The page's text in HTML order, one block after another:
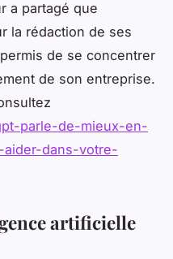
a partagé que
la rédaction de ses
de se concentrer
de son entreprise.
parle-de-mieux-en-
dans-votre-
artificielle